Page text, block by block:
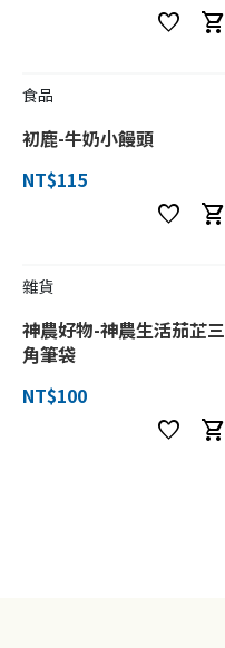
favorite shopping_cart
食品
初鹿-牛奶小饅頭
NT$115
favorite shopping_cart
雜貨
神農好物-神農生活茄芷三
角筆袋
NT$100
favorite shopping_cart